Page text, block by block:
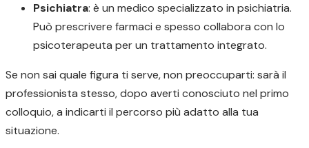
Psichiatra: è un medico specializzato in psichiatria.
Può prescrivere farmaci e spesso collabora con lo
psicoterapeuta per un trattamento integrato.
Se non sai quale figura ti serve, non preoccuparti: sarà il
professionista stesso, dopo averti conosciuto nel primo
colloquio, a indicarti il percorso più adatto alla tua
situazione.